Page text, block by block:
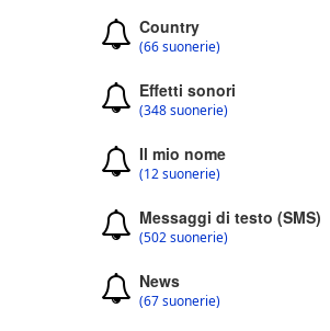
Country
(66 suonerie)
Effetti sonori
(348 suonerie)
Il mio nome
(12 suonerie)
Messaggi di testo (SMS)
(502 suonerie)
News
(67 suonerie)